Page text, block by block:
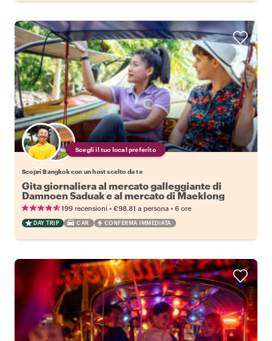
Scegli il tuo local preferito
Scopri Bangkok con un host scelto da te
Gita giornaliera al mercato galleggiante di
Damnoen Saduak e al mercato di Maeklong
199 recensioni • €98.81 a persona • 6 ore
DAY TRIP CAR CONFERMA IMMEDIATA